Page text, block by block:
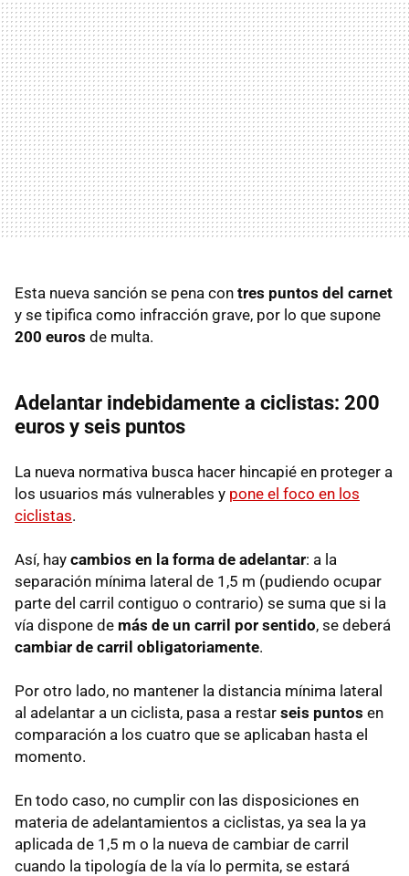
Esta nueva sanción se pena con tres puntos del carnet
y se tipifica como infracción grave, por lo que supone
200 euros de multa.
Adelantar indebidamente a ciclistas: 200
euros y seis puntos
La nueva normativa busca hacer hincapié en proteger a
los usuarios más vulnerables y pone el foco en los
ciclistas.
Así, hay cambios en la forma de adelantar: a la
separación mínima lateral de 1,5 m (pudiendo ocupar
parte del carril contiguo o contrario) se suma que si la
vía dispone de más de un carril por sentido, se deberá
cambiar de carril obligatoriamente.
Por otro lado, no mantener la distancia mínima lateral
al adelantar a un ciclista, pasa a restar seis puntos en
comparación a los cuatro que se aplicaban hasta el
momento.
En todo caso, no cumplir con las disposiciones en
materia de adelantamientos a ciclistas, ya sea la ya
aplicada de 1,5 m o la nueva de cambiar de carril
cuando la tipología de la vía lo permita, se estará